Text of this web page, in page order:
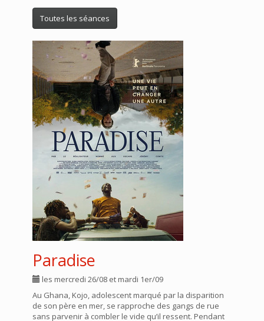
Toutes les séances
Paradise
les mercredi 26/08 et mardi 1er/09
Au Ghana, Kojo, adolescent marqué par la disparition
de son père en mer, se rapproche des gangs de rue
sans parvenir à combler le vide qu’il ressent. Pendant